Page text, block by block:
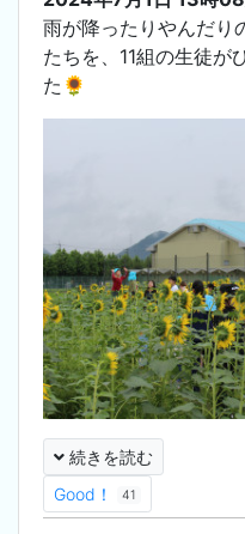
雨が降ったりやんだり
たちを、11組の生徒が
た🌻
続きを読む
Good！
41